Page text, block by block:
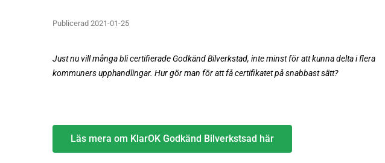
Publicerad 2021-01-25
Just nu vill många bli certifierade Godkänd Bilverkstad, inte minst för att kunna delta i flera
kommuners upphandlingar. Hur gör man för att få certifikatet på snabbast sätt?
Läs mera om KlarOK Godkänd Bilverkstsad här